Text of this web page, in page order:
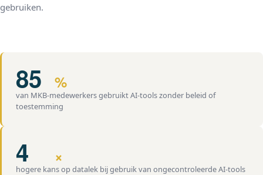
gebruiken.
85 %
van MKB-medewerkers gebruikt AI-tools zonder beleid of
toestemming
4 ×
hogere kans op datalek bij gebruik van ongecontroleerde AI-tools